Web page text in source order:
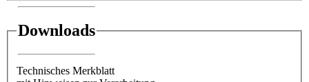
Downloads
Technisches Merkblatt